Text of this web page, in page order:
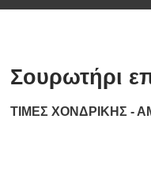
Σουρωτήρι
ΤΙΜΕΣ ΧΟΝΔΡΙΚΗΣ -